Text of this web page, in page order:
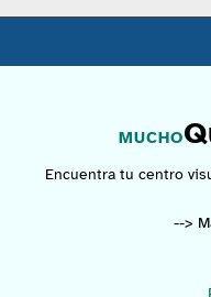
MUCHO
Encuentra tu centro
-->